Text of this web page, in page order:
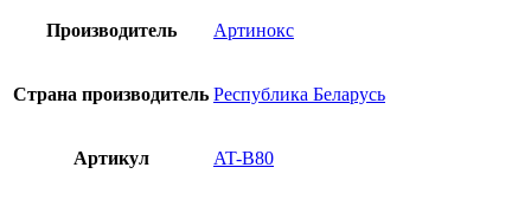
Производитель Артинокс
Страна производитель Республика Беларусь
Артикул AT-B80